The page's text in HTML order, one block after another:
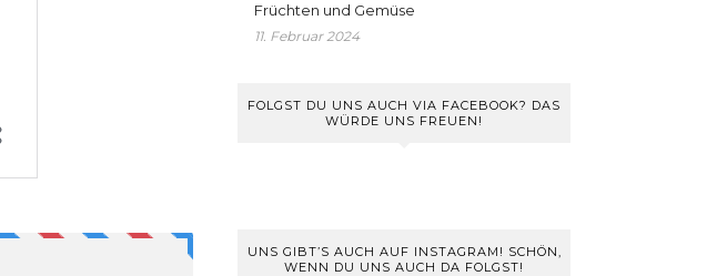
Früchten und Gemüse
11. Februar 2024
FOLGST DU UNS AUCH VIA FACEBOOK? DAS
WÜRDE UNS FREUEN!
UNS GIBT’S AUCH AUF INSTAGRAM! SCHÖN,
WENN DU UNS AUCH DA FOLGST!